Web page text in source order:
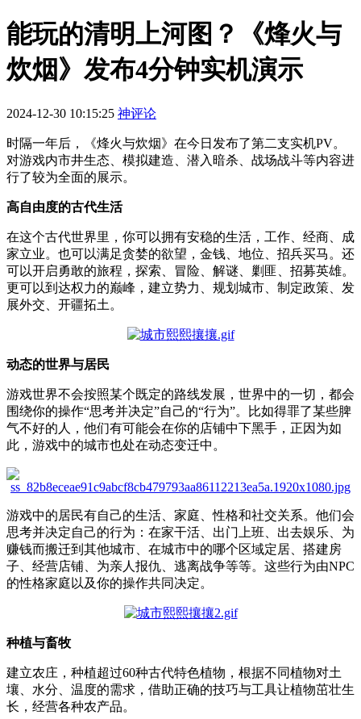
能玩的清明上河图？《烽火与
炊烟》发布4分钟实机演示
2024-12-30 10:15:25 神评论
时隔一年后，
《烽火与炊烟》在今日发布了第二支实机PV。
对游戏内市井生态、模拟建造、潜入暗杀、战场战斗等内容进
行了较为全面的展示。
高自由度的古代生活
在这个古代世界里，你可以拥有安稳的生活，工作、经商、成
家立业。也可以满足贪婪的欲望，金钱、地位、招兵买马。还
可以开启勇敢的旅程，探索、冒险、解谜、剿匪、招募英雄。
更可以到达权力的巅峰，建立势力、规划城市、制定政策、发
展外交、开疆拓土。
动态的世界与居民
游戏世界不会按照某个既定的路线发展，世界中的一切，都会
围绕你的操作“思考并决定”自己的“行为”。比如得罪了某些脾
气不好的人，他们有可能会在你的店铺中下黑手，正因为如
此，游戏中的城市也处在动态变迁中。
游戏中的居民有自己的生活、家庭、性格和社交关系。他们会
思考并决定自己的行为：在家干活、出门上班、出去娱乐、为
赚钱而搬迁到其他城市、在城市中的哪个区域定居、搭建房
子、经营店铺、为亲人报仇、逃离战争等等。这些行为由NPC
的性格家庭以及你的操作共同决定。
种植与畜牧
建立农庄，种植超过60种古代特色植物，根据不同植物对土
壤、水分、温度的需求，借助正确的技巧与工具让植物茁壮生
长，经营各种农产品。